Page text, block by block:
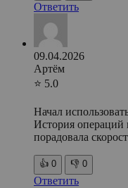
Ответить
09.04.2026
Артём
⭐ 5.0
Начал
История операций
порадовала
👍 0 👎 0
Ответить